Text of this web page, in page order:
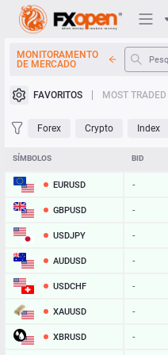
MONITORAMENTO
DE MERCADO
FAVORITOS MOST TRADED
Forex Crypto Index
SÍMBOLOS BID
EURUSD -
GBPUSD -
USDJPY -
AUDUSD -
USDCHF -
XAUUSD -
XBRUSD -